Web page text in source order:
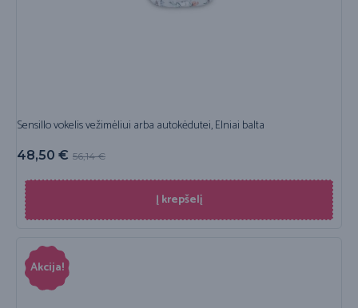
Sensillo vokelis vežimėliui arba autokėdutei, Elniai balta
56,14€
48,50 €
Į krepšelį
Akcija!